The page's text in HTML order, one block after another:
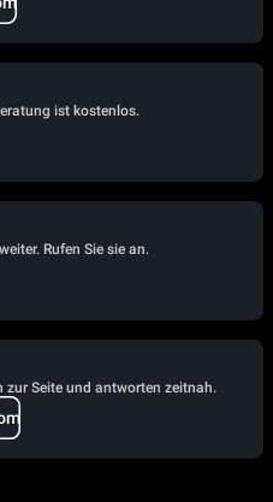
ist kostenlos.
Rufen Sie sie an.
zur Seite und antworten zeitnah.